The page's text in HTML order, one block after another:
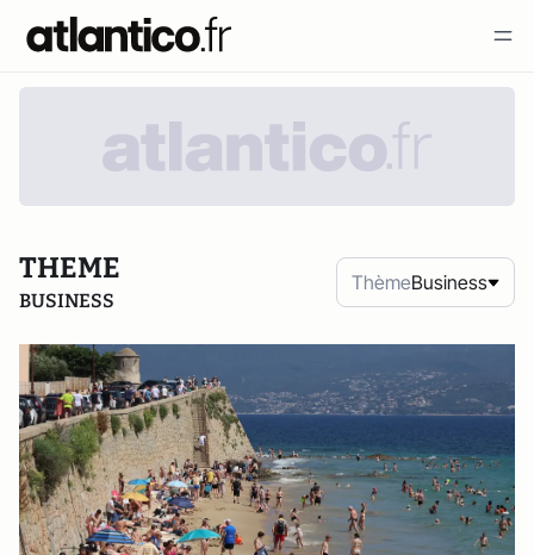
THEME
BUSINESS
ThèmeBusiness